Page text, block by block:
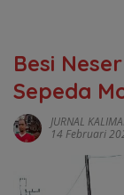
Besi
Sepeda
JURNAL
14 Februari